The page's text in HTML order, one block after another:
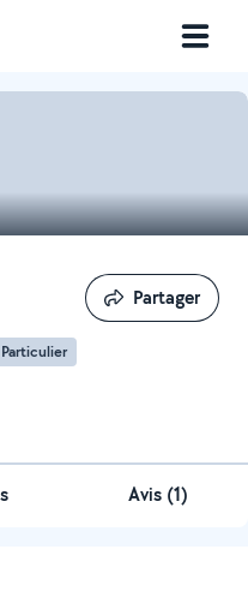
Particulier
Partager
Partager
Avis (1)